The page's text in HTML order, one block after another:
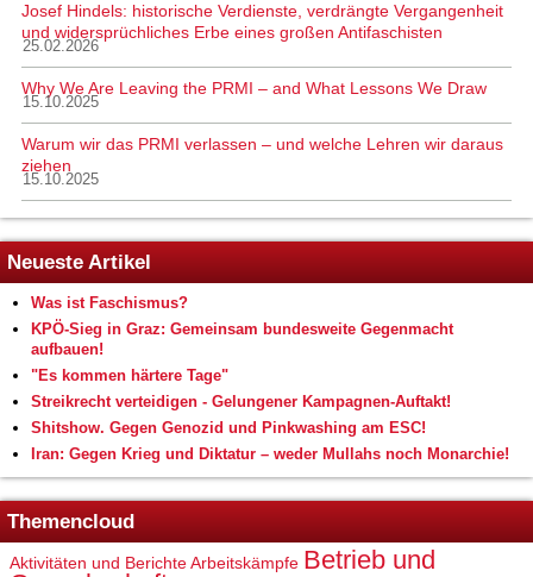
Josef Hindels: historische Verdienste, verdrängte Vergangenheit
und widersprüchliches Erbe eines großen Antifaschisten
25.02.2026
Why We Are Leaving the PRMI – and What Lessons We Draw
15.10.2025
Warum wir das PRMI verlassen – und welche Lehren wir daraus
ziehen
15.10.2025
Neueste Artikel
Was ist Faschismus?
KPÖ-Sieg in Graz: Gemeinsam bundesweite Gegenmacht
aufbauen!
"Es kommen härtere Tage"
Streikrecht verteidigen - Gelungener Kampagnen-Auftakt!
Shitshow. Gegen Genozid und Pinkwashing am ESC!
Iran: Gegen Krieg und Diktatur – weder Mullahs noch Monarchie!
Themencloud
Aktivitäten und BerichteArbeitskämpfe Betrieb und